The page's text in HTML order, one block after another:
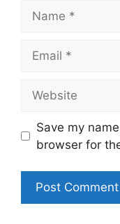
Save my
browser for